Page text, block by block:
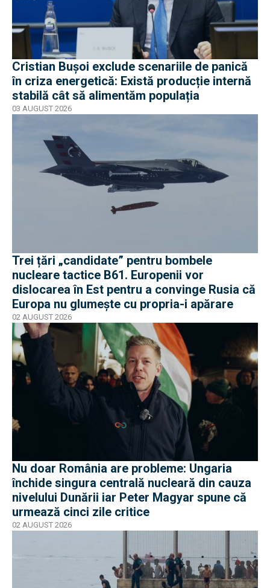
Cristian Bușoi exclude scenariile de panică
în criza energetică: Există producție internă
stabilă cât să alimentăm populația
03 AUGUST 2026
Trei țări „candidate” pentru bombele
nucleare tactice B61. Europenii vor
dislocarea în Est pentru a convinge Rusia că
Europa nu glumește cu propria-i apărare
02 AUGUST 2026
Nu doar România are probleme: Ungaria
închide singura centrală nucleară din cauza
nivelului Dunării iar Peter Magyar spune că
urmează cinci zile critice
02 AUGUST 2026